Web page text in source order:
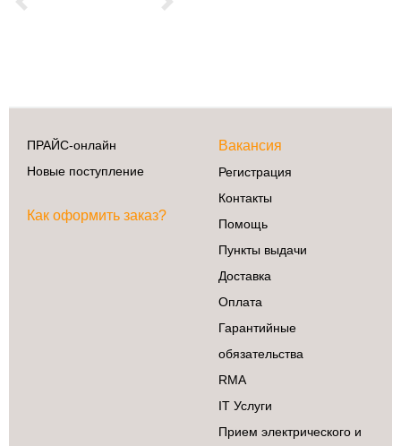
Previous Next
ПРАЙС-онлайн
Новые поступление
Как оформить заказ?
Вакансия
Регистрация
Контакты
Помощь
Пункты выдачи
Доставка
Оплата
Гарантийные
обязательства
RMA
IT Услуги
Прием электрического и